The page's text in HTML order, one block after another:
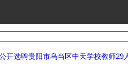
开选聘贵阳市乌当区中天学校教师29